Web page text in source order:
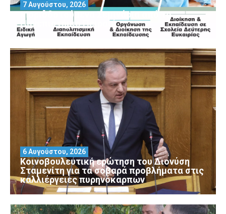
Μοριοδοτούμενα Σεμινάρια από το
Πανεπιστήμιο Πειραιά
7 Αυγούστου, 2026
Κοινοβουλευτική ερώτηση του Διονύση
Σταμενίτη για τα σοβαρά προβλήματα στις
καλλιέργειες πυρηνόκαρπων
6 Αυγούστου, 2026